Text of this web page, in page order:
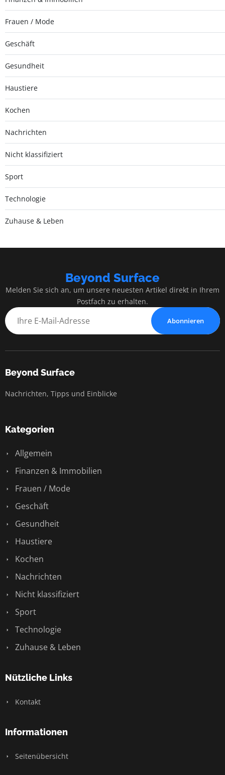
Frauen / Mode
Geschäft
Gesundheit
Haustiere
Kochen
Nachrichten
Nicht klassifiziert
Sport
Technologie
Zuhause & Leben
Beyond Surface
Melden Sie sich an, um unsere neuesten Artikel direkt in Ihrem
Postfach zu erhalten.
Abonnieren
Beyond Surface
Nachrichten, Tipps und Einblicke
Kategorien
Allgemein
Finanzen & Immobilien
Frauen / Mode
Geschäft
Gesundheit
Haustiere
Kochen
Nachrichten
Nicht klassifiziert
Sport
Technologie
Zuhause & Leben
Nützliche Links
Kontakt
Informationen
Seitenübersicht